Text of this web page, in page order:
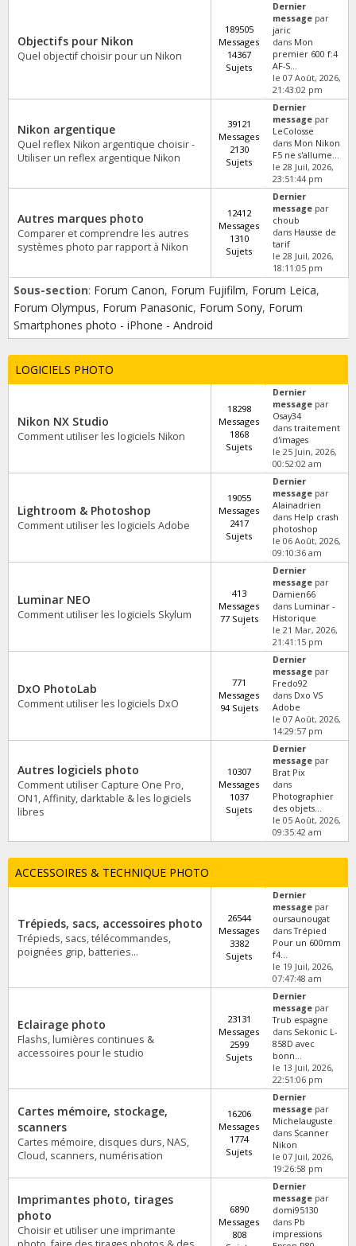
Objectifs pour Nikon
Quel objectif choisir pour un Nikon
189505
Messages
14367
Sujets
Dernier
message par
jaric
dans Mon
premier 600 f:4
AF-S...
le 07 Août, 2026,
21:43:02 pm
Nikon argentique
Quel reflex Nikon argentique choisir -
Utiliser un reflex argentique Nikon
39121
Messages
2130
Sujets
Dernier
message par
LeColosse
dans Mon Nikon
F5 ne s'allume...
le 28 Juil, 2026,
23:51:44 pm
Autres marques photo
Comparer et comprendre les autres
systèmes photo par rapport à Nikon
12412
Messages
1310
Sujets
Dernier
message par
choub
dans Hausse de
tarif
le 28 Juil, 2026,
18:11:05 pm
Sous-section: Forum Canon, Forum Fujifilm, Forum Leica,
Forum Olympus, Forum Panasonic, Forum Sony, Forum
Smartphones photo - iPhone - Android
LOGICIELS PHOTO
Nikon NX Studio
Comment utiliser les logiciels Nikon
18298
Messages
1868
Sujets
Dernier
message par
Osay34
danstraitement
d'images
le 25 Juin, 2026,
00:52:02 am
Lightroom & Photoshop
Comment utiliser les logiciels Adobe
19055
Messages
2417
Sujets
Dernier
message par
Alainadrien
dans Help crash
photoshop
le 06 Août, 2026,
09:10:36 am
Luminar NEO
Comment utiliser les logiciels Skylum
413
Messages
77 Sujets
Dernier
message par
Damien66
dans Luminar -
Historique
le 21 Mar, 2026,
21:41:15 pm
DxO PhotoLab
Comment utiliser les logiciels DxO
771
Messages
94 Sujets
Dernier
message par
Fredo92
dans Dxo VS
Adobe
le 07 Août, 2026,
14:29:57 pm
Autres logiciels photo
Comment utiliser Capture One Pro,
ON1, Affinity, darktable & les logiciels
libres
10307
Messages
1037
Sujets
Dernier
message par
Brat Pix
dans
Photographier
des objets...
le 05 Août, 2026,
09:35:42 am
ACCESSOIRES & TECHNIQUE PHOTO
Trépieds, sacs, accessoires photo
Trépieds, sacs, télécommandes,
poignées grip, batteries...
26544
Messages
3382
Sujets
Dernier
message par
oursaunougat
dansTrépied
Pour un 600mm
f4...
le 19 Juil, 2026,
07:47:48 am
Eclairage photo
Flashs, lumières continues &
accessoires pour le studio
23131
Messages
2599
Sujets
Dernier
message par
Trub espagne
dans Sekonic L-
858D avec
bonn...
le 13 Juil, 2026,
22:51:06 pm
Cartes mémoire, stockage,
scanners
Cartes mémoire, disques durs, NAS,
Cloud, scanners, numérisation
16206
Messages
1774
Sujets
Dernier
message par
Michelauguste
dans Scanner
Nikon
le 07 Juil, 2026,
19:26:58 pm
Imprimantes photo, tirages
photo
Choisir et utiliser une imprimante
6890
Messages
808
Dernier
message par
domi95130
dans Pb
impressions